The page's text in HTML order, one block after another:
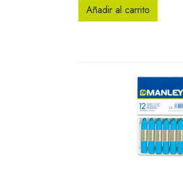
Añadir al carrito